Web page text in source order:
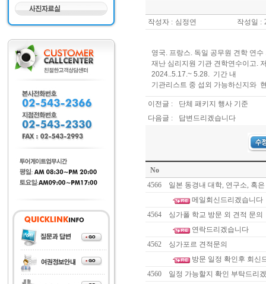
작성자 : 심정연 작성일 :
영국. 프랑스. 독일 공무원 견학 연
재난 심리지원 기관 견학연수이고.
2024..5.17.~ 5.28. 기간 내
기관리스트 중 섭외 가능하신지와
이전글 :
단체 패키지 행사 기준
다음글 :
답변드리겠습니다
No
4566
일본 동경내 대학, 연구소, 혹
메일회신드리겠습니다
4564
싱가폴 학교 방문 외 견적 문의
연락드리겠습니다
4562
싱가포르 견적문의
방문 일정 확인후 회신
4560
일정 가능할지 확인 부탁드리